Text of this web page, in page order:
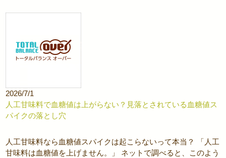
2026/7/1
人工甘味料で血糖値は上がらない？見落とされている血糖値ス
パイクの落とし穴
人工甘味料なら血糖値スパイクは起こらないって本当？ 「人工
甘味料は血糖値を上げません。」 ネットで調べると、このよう